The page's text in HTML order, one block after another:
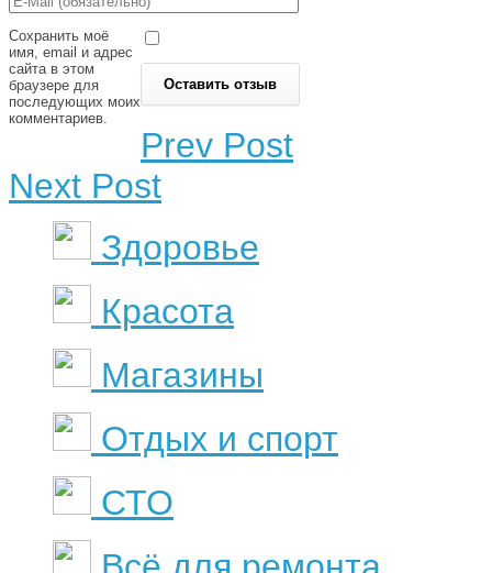
Сохранить моё
имя, email и адрес
сайта в этом
браузере для
последующих моих
комментариев.
Prev Post
Next Post
Здоровье
Красота
Магазины
Отдых и спорт
СТО